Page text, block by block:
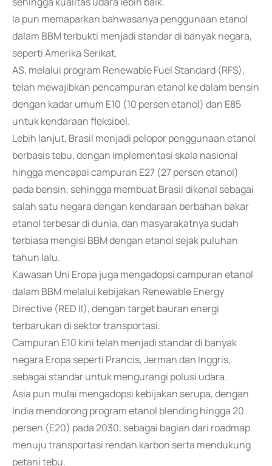
Ia pun memaparkan bahwasanya penggunaan etanol
dalam BBM terbukti menjadi standar di banyak negara,
seperti Amerika Serikat.
AS, melalui program Renewable Fuel Standard (RFS),
telah mewajibkan pencampuran etanol ke dalam bensin
dengan kadar umum E10 (10 persen etanol) dan E85
untuk kendaraan fleksibel.
Lebih lanjut, Brasil menjadi pelopor penggunaan etanol
berbasis tebu, dengan implementasi skala nasional
hingga mencapai campuran E27 (27 persen etanol)
pada bensin, sehingga membuat Brasil dikenal sebagai
salah satu negara dengan kendaraan berbahan bakar
etanol terbesar di dunia, dan masyarakatnya sudah
terbiasa mengisi BBM dengan etanol sejak puluhan
tahun lalu.
Kawasan Uni Eropa juga mengadopsi campuran etanol
dalam BBM melalui kebijakan Renewable Energy
Directive (RED II), dengan target bauran energi
terbarukan di sektor transportasi.
Campuran E10 kini telah menjadi standar di banyak
negara Eropa seperti Prancis, Jerman dan Inggris,
sebagai standar untuk mengurangi polusi udara.
Asia pun mulai mengadopsi kebijakan serupa, dengan
India mendorong program etanol blending hingga 20
persen (E20) pada 2030, sebagai bagian dari roadmap
menuju transportasi rendah karbon serta mendukung
petani tebu.